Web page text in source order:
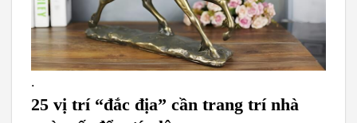
.
25 vị trí “đắc địa” cần trang trí nhà